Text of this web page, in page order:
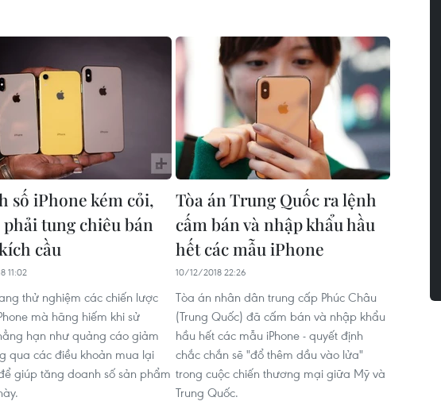
số iPhone kém cỏi,
phải tung chiêu bán
cầu
11:02
thử nghiệm các chiến lược
mà hãng hiếm khi sử
hạn như quảng cáo giảm
qua các điều khoản mua lại
giúp tăng doanh số sản phẩm
Tòa án Trung Quốc ra lệnh
cấm bán và nhập khẩu hầu
hết các mẫu iPhone
10/12/2018 22:26
Tòa án nhân dân trung cấp Phúc Châu
(Trung Quốc) đã cấm bán và nhập khẩu
hầu hết các mẫu iPhone - quyết định
chắc chắn sẽ "đổ thêm dầu vào lửa"
trong cuộc chiến thương mại giữa Mỹ và
Trung Quốc.